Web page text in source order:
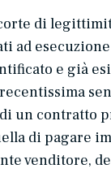
di
ad
e già
un contratto
di pagare
venditore,